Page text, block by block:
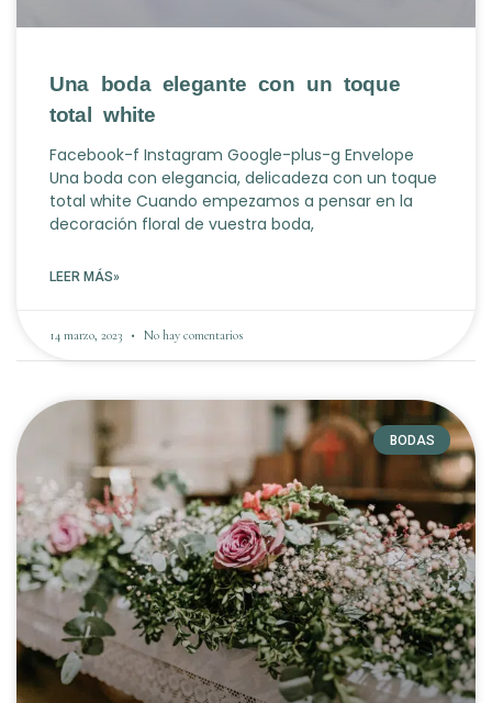
Una boda elegante con un toque
total white
Facebook-f Instagram Google-plus-g Envelope
Una boda con elegancia, delicadeza con un toque
total white Cuando empezamos a pensar en la
decoración floral de vuestra boda,
LEER MÁS»
14 marzo, 2023 No hay comentarios
BODAS